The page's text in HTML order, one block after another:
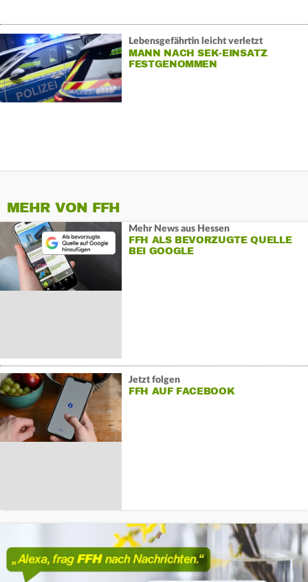
Lebensgefährtin leicht verletzt
MANN NACH SEK-EINSATZ
FESTGENOMMEN
MEHR VON FFH
Mehr News aus Hessen
FFH ALS BEVORZUGTE QUELLE
BEI GOOGLE
Jetzt folgen
FFH AUF FACEBOOK